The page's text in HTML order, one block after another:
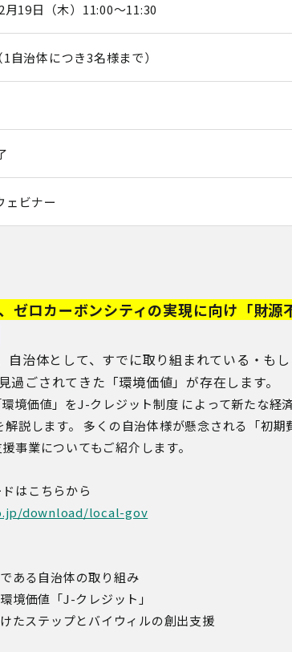
月19日（木）11:00～11:30
自治体につき3名様まで）
ビナー
ゼロカーボンシティの実現に向け「財
自治体として、すでに取り組まれている・も
過ごされてきた「環境価値」が存在します。
境価値」をJ-クレジット制度 によって新たな経
説します。 多くの自治体様が懸念される「初期
事業についてもご紹介します。
はこちらから
download/local-gov
ある自治体の取り組み
境価値「J-クレジット」
たステップとバイウィルの創出支援